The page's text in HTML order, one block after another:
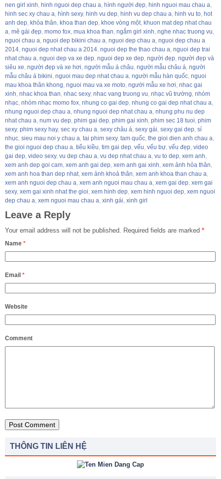
nen girl xinh, hinh nguoi dep chau a, hình người đẹp, hinh nguoi mau chau a,
hinh sec xy chau a, hình sexy, hinh vu dep, hinh vu dep chau a, hinh vu to, hot
anh dep, khỏa thân, khoa than dep, khoe vòng một, khuon mat dep nhat chau
a, mê gái đẹp, momo fox, mua khoa than, ngắm girl xinh, nghe nhac truong vu,
nguoi chau a, nguoi dep bikini chau a, nguoi dep chau a, nguoi dep chau a
2014, nguoi dep nhat chau a 2014, nguoi dep the thao chau a, nguoi dep trai
nhat chau a, nguoi dep va xe dep, nguoi dep xe dep, người đẹp, người đẹp và
siêu xe, người đẹp và xe hơi, người mẫu á châu, người mẫu châu á, người
mẫu châu á bikini, nguoi mau dep nhat chau a, người mẫu hàn quốc, nguoi
mau khoa thân khong, nguoi mau va xe moto, người mẫu xe hơi, nhac gai
xinh, nhac khoa than, nhac sexy, nhac vang truong vu, nhạc vũ trường, nhóm
nhạc, nhóm nhạc momo fox, nhung co gai dep, nhung co gai dep nhat chau a,
nhung nguoi dep chau a, nhung nguoi dep nhat chau a, nhung phu nu dep
nhat chau a, num vu dep, phim gai dep, phim gai xinh, phim sec 18 tuoi, phim
sexy, phim sexy hay, sec xy chau a, sexy châu á, sexy gái, sexy gai dep, sỉ
nhục, sieu mau noi y chau a, tai phim sexy, tam quốc, the gioi dien anh chau a,
the gioi nguoi dep chau a, tiểu kiều, tim gai dep, vếu, vếu bự, vếu đẹp, video
gai dep, video sexy, vu dep chau a, vu dep nhat chau a, vu to dep, xem anh,
xem anh dep goi cam, xem anh gai dep, xem anh gai xinh, xem ảnh hỏa thân,
xem anh hoa than dep nhat, xem ảnh khoả thân, xem anh khoa than chau a,
xem anh nguoi dep chau a, xem anh nguoi mau chau a, xem gai dep, xem gai
sexy, xem gai xinh nhat the gioi, xem hinh dep, xem hinh nguoi dep, xem nguoi
dep chau a, xem nguoi mau chau a, xinh gái, xinh girl
Leave a Reply
Your email address will not be published. Required fields are marked *
Name *
Email *
Website
Comment
THÔNG TIN LIÊN HỆ